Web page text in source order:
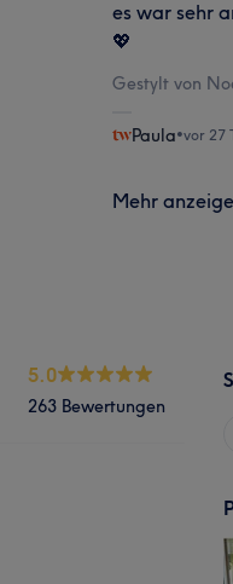
es war sehr
💖
Gestylt von
Paula•vor 27
Mehr
5.0
263 Bewertungen